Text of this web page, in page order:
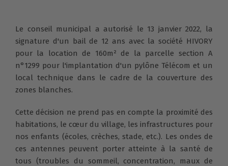
Le conseil municipal a autorisé le 13 janvier 2022, la
signature d'un bail de 12 ans avec la société HIVORY
pour la location de 160m² de la parcelle section A
n°1299 pour l'implantation d'un pylône Télécom et un
local technique dans le cadre de la couverture des
zones blanches.
Cette décision ne prend pas en compte la proximité des
habitations, le cœur du village, les infrastructures pour
nos enfants (écoles, crèches, stade, etc.). Les ondes de
ces antennes peuvent porter atteinte à la santé de
tous (troubles du sommeil, concentration, maux de